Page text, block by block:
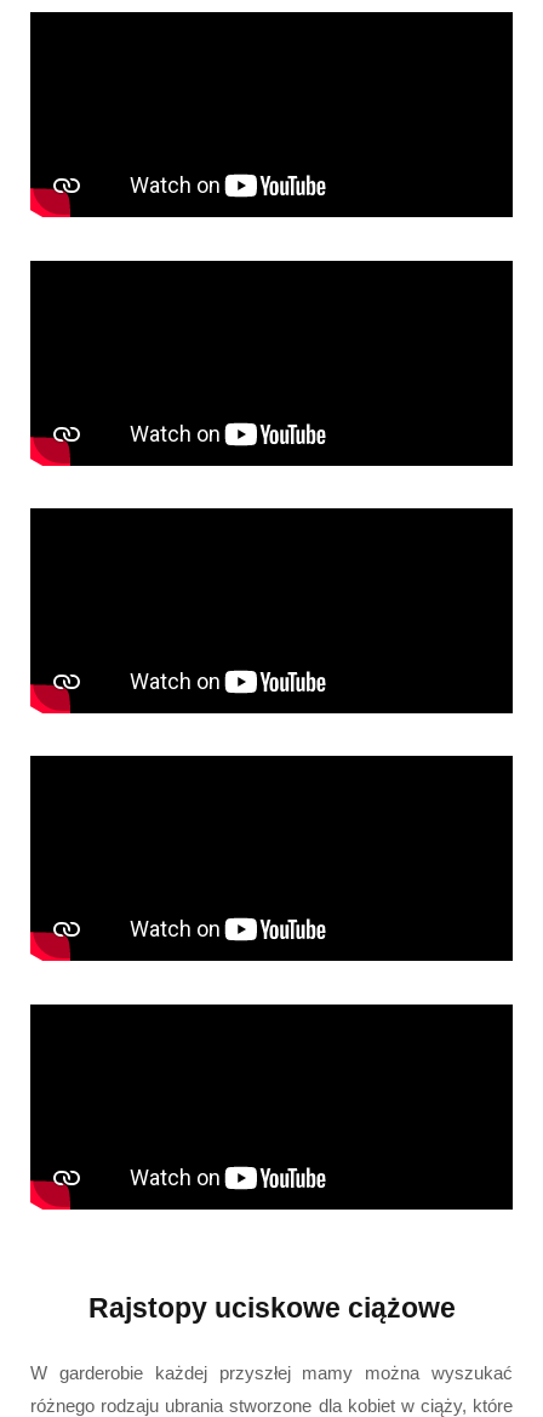
Rajstopy uciskowe ciążowe
W garderobie każdej przyszłej mamy można wyszukać
różnego rodzaju ubrania stworzone dla kobiet w ciąży, które